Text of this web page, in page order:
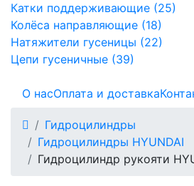
Катки поддерживающие (25)
Колёса направляющие (18)
Натяжители гусеницы (22)
Цепи гусеничные (39)
О насОплата и доставка
Гидроцилиндры
Гидроцилиндры HYUNDAI
Гидроцилиндр рукояти